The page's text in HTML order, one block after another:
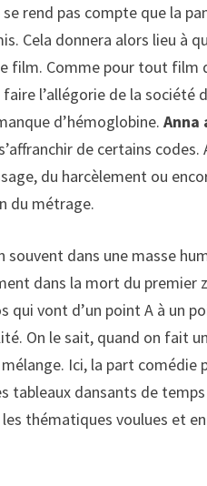
rend pas compte que la
Cela donnera alors lieu à
film. Comme pour tout film
l’allégorie de la
d’hémoglobine.Anna
de certains
du harcèlement ou
du métrage.
dans une masse
dans la mort du premier
vont d’un point A à un
On le sait, quand on fait
Ici, la part comédie
dansants de temps
thématiques voulues et